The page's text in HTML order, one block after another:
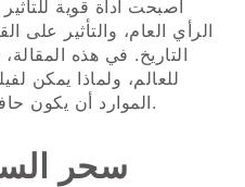
أصبحت أداة قوية
الرأي العام، والتأثير على
التاريخ. في هذه
للعالم، ولماذا يمكن
الموارد أن يكون حافزًا لتنفيذ هذه الأفكار التقدمية.
سحر